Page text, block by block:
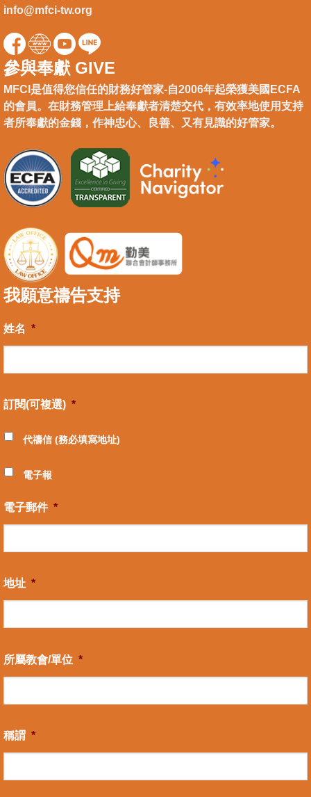
info@mfci-tw.org
參與奉獻 GIVE
MFCI是值得您信任的財務好管家-自2006年起榮獲美國ECFA
的會員。在財務管理上給奉獻者清楚交代，有效率地使用支持
者所奉獻的金錢，作神忠心、良善、又有見識的好管家。
我願意禱告支持
姓名 *
訂閱(可複選) *
代禱信 (務必填寫地址)
電子報
電子郵件 *
地址 *
所屬教會/單位 *
稱謂 *